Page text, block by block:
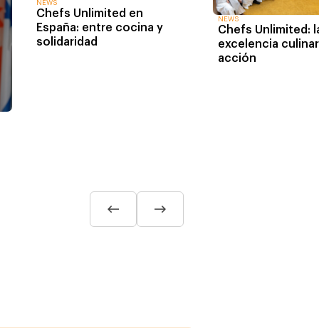
NEWS
Chefs Unlimited en
España: entre cocina y
solidaridad
NEWS
Chefs Unlimited:
excelencia
acción